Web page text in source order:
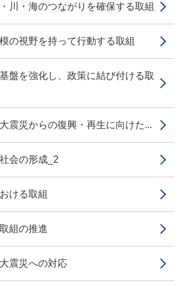
川・海のつながりを確保する取組
の視野を持って行動する取組
盤を強化し、政策に結び付ける取
震災からの復興・再生に向けた...
会の形成_2
ける取組
組の推進
震災への対応